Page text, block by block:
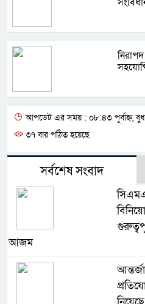
নিরাপদ
আপডেট এর সময় : ০৮:৪৩ পূর্বাহ্ন,
৩৭ বার পঠিত হয়েছে
সর্বশেষ সংবাদ
আজম